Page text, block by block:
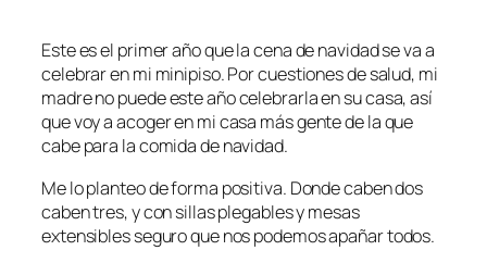
Este es el primer año que la cena de navidad se va a
celebrar en mi minipiso. Por cuestiones de salud, mi
madre no puede este año celebrarla en su casa, así
que voy a acoger en mi casa más gente de la que
cabe para la comida de navidad.
Me lo planteo de forma positiva. Donde caben dos
caben tres, y con sillas plegables y mesas
extensibles seguro que nos podemos apañar todos.